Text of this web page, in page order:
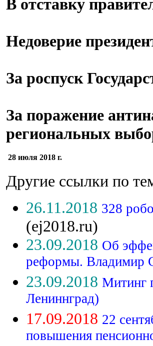
В отставку
Недоверие
За роспуск
За поражение
региональных
28 июля 2018 г.
Другие ссылки по
26.11.2018 328
(ej2018.ru)
23.09.2018 Об
реформы. Владимир
23.09.2018 Митинг
Лениннград)
17.09.2018 22
повышения